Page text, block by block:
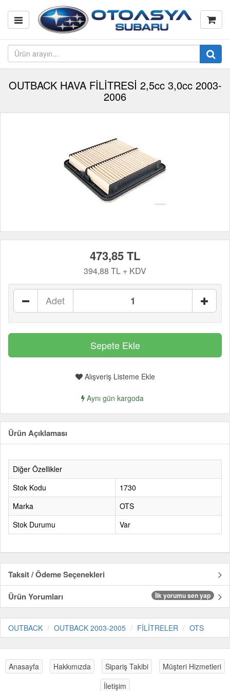
OUTBACK HAVA FİLİTRESİ 2,5cc 3,0cc 2003-
2006
473,85 TL
394,88 TL + KDV
Adet
Alışveriş Listeme Ekle
Aynı gün kargoda
Ürün Açıklaması
Diğer Özellikler
Stok Kodu
1730
Marka
OTS
Stok Durumu
Var
Taksit / Ödeme Seçenekleri
Ürün Yorumları
İlk yorumu sen yap
OUTBACK OUTBACK 2003-2005 FİLİTRELER OTS
Anasayfa Hakkımızda Sipariş Takibi
Müşteri Hizmetleri
İletişim